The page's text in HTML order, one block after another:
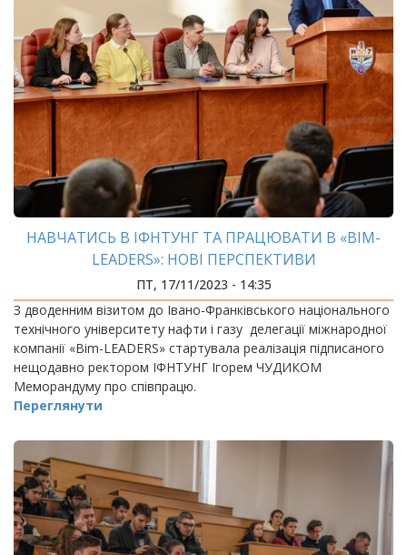
НАВЧАТИСЬ В ІФНТУНГ ТА ПРАЦЮВАТИ В «BIM-
LEADERS»: НОВІ ПЕРСПЕКТИВИ
ПТ, 17/11/2023 - 14:35
З дводенним візитом до Івано-Франківського національного
технічного університету нафти і газу делегації міжнародної
компанії «Bim-LEADERS» стартувала реалізація підписаного
нещодавно ректором ІФНТУНГ Ігорем ЧУДИКОМ
Меморандуму про співпрацю.
Переглянути